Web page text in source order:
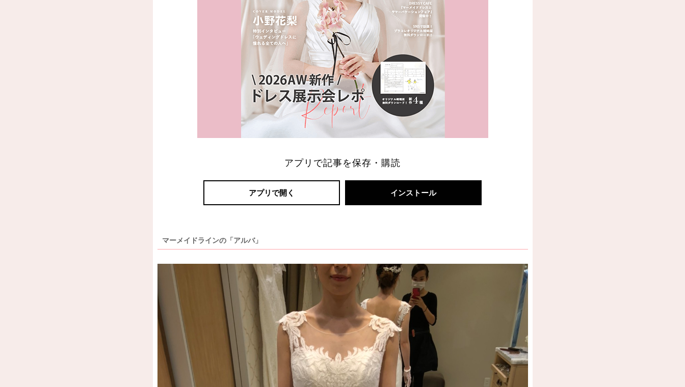
アプリで記事を保存・購読
アプリで開く インストール
マーメイドラインの「アルバ」